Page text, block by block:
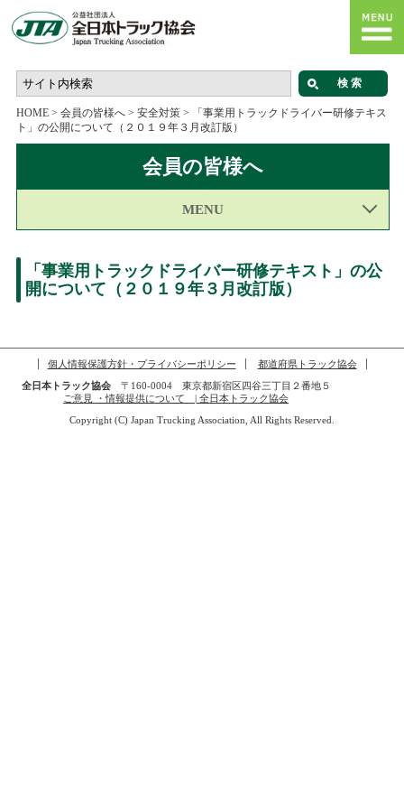
HOME> 会員の皆様へ> 安全対策>
「事業用トラックドライバー研修テキス
ト」の公開について（２０１９年３月改訂版）
会員の皆様へ
MENU
「事業用トラックドライバー研修テキスト」の公
開について（２０１９年３月改訂版）
個人情報保護方針・プライバシーポリシー
都道府県トラック協会
全日本トラック協会〒160-0004 東京都新宿区四谷三丁目２番地５
ご意見 ・情報提供について | 全日本トラック協会
Copyright (C) Japan Trucking Association, All Rights Reserved.